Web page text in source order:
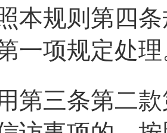
本规则第四
一项规定处
三条第二款